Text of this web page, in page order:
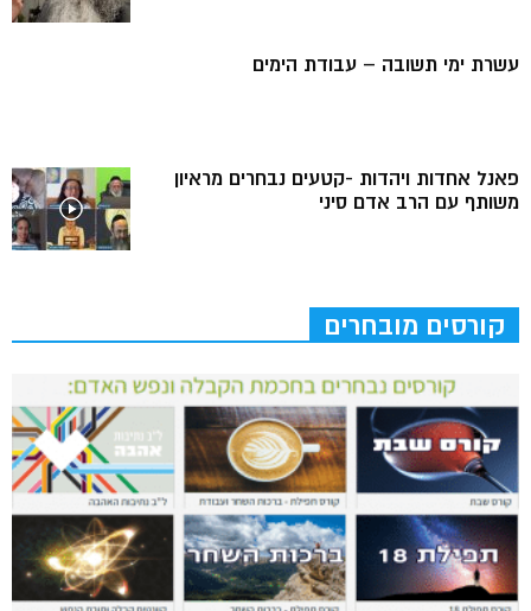
עשרת ימי תשובה – עבודת הימים
פאנל אחדות ויהדות -קטעים נבחרים מראיון
משותף עם הרב אדם סיני
קורסים מובחרים